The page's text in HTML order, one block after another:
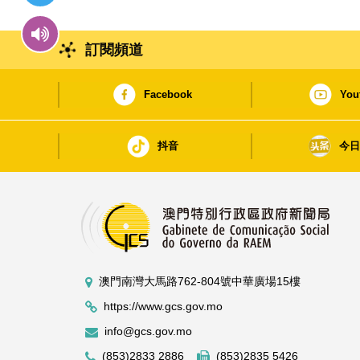
訂閱頻道
Facebook
抖音 今
澳門南灣大馬路762-804號中華廣場15樓
https://www.gcs.gov.mo
info@gcs.gov.mo
(853)2833 2886
(853)2835 5426